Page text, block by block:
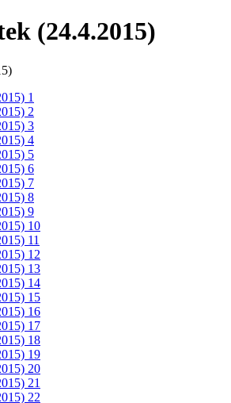
(24.4.2015)